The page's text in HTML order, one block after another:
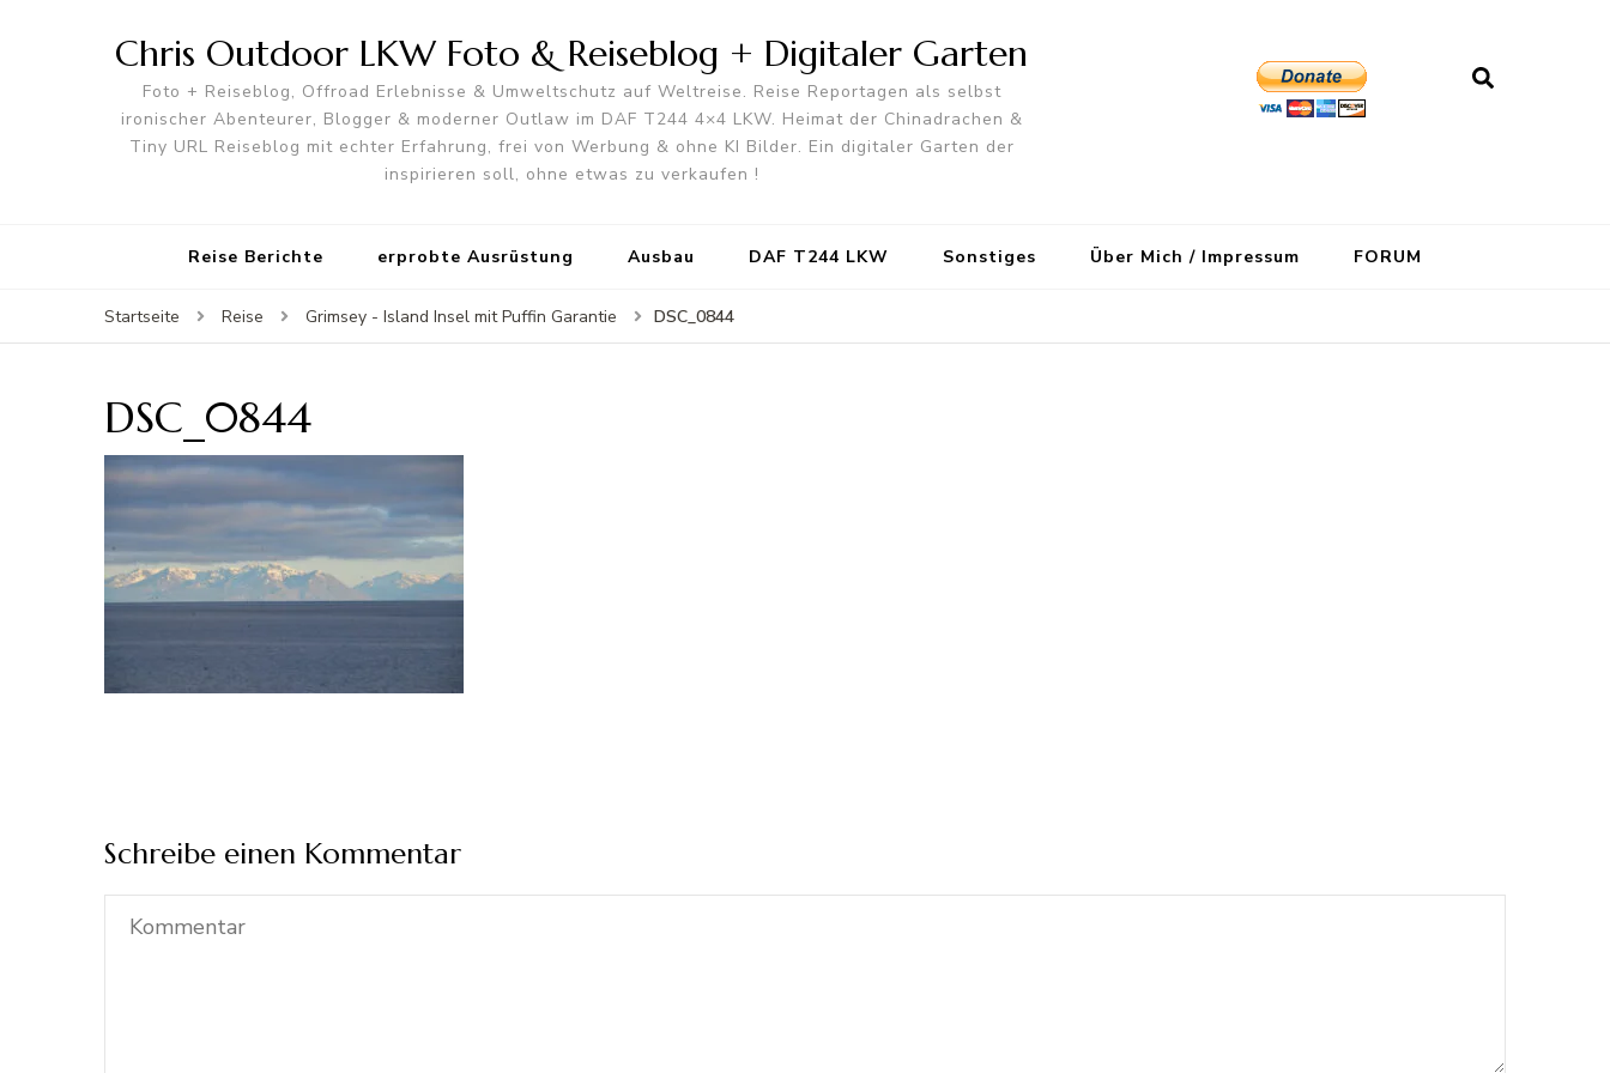
Chris Outdoor LKW Foto & Reiseblog + Digitaler Garten
Foto + Reiseblog, Offroad Erlebnisse & Umweltschutz auf Weltreise. Reise Reportagen als selbst
ironischer Abenteurer, Blogger & moderner Outlaw im DAF T244 4×4 LKW. Heimat der Chinadrachen &
Tiny URL Reiseblog mit echter Erfahrung, frei von Werbung & ohne KI Bilder. Ein digitaler Garten der
inspirieren soll, ohne etwas zu verkaufen !
Reise Berichte erprobte Ausrüstung Ausbau DAF T244 LKW Sonstiges Über Mich / Impressum FORUM
Startseite Reise Grimsey - Island Insel mit Puffin Garantie DSC_0844
DSC_0844
Schreibe einen Kommentar